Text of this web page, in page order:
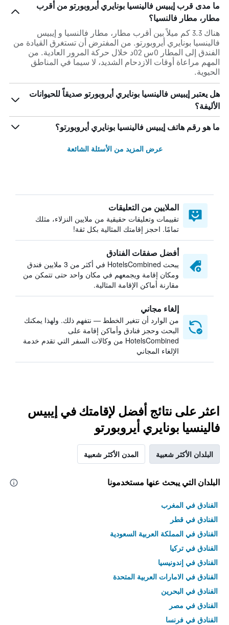
ما مدى قرب إيبيس فالينسيا بونايري أيروبورتو من أقرب
مطار، مطار فالنسيا؟
هناك 3.3 كم ميلاً بين أقرب مطار، مطار فالنسيا و إيبيس
فالينسيا بونايري أيروبورتو. من المفترض أن تستغرق القيادة من
الفندق إلى المطار 0س 02د خلال حركة المرور العادية. من
المهم مراعاة أوقات الازدحام الشديد، لا سيما في المناطق
الحيوية.
هل يعتبر إيبيس فالينسيا بونايري أيروبورتو صديقاً للحيوانات
الأليفة؟
ما هو رقم هاتف إيبيس فالينسيا بونايري أيروبورتو؟
عرض المزيد من الأسئلة الشائعة
الملايين من التعليقات
تقييمات وتعليقات حقيقية من ملايين النزلاء، مثلك
تمامًا. احجز إقامتك المثالية بكل ثقة!
أفضل صفقات الفنادق
يبحث HotelsCombined في أكثر من 3 ملايين فندق
ومكان إقامة ويجمعهم في مكان واحد حتى تتمكن من
مقارنة أماكن الإقامة المثالية.
إلغاء مجاني
من الوارد أن تتغير الخطط — نتفهم ذلك. ولهذا يمكنك
البحث وحجز فنادق وأماكن إقامة على
HotelsCombined من وكالات السفر التي تقدم خدمة
الإلغاء المجاني
اعثر على نتائج أفضل لإقامتك في إيبيس
فالينسيا بونايري أيروبورتو
البلدان الأكثر شعبية المدن الأكثر شعبية
البلدان التي يبحث عنها مستخدمونا
الفنادق في المغرب
الفنادق في قطر
الفنادق في المملكة العربية السعودية
الفنادق في تركيا
الفنادق في إندونيسيا
الفنادق في الامارات العربية المتحدة
الفنادق في البحرين
الفنادق في مصر
الفنادق في فرنسا